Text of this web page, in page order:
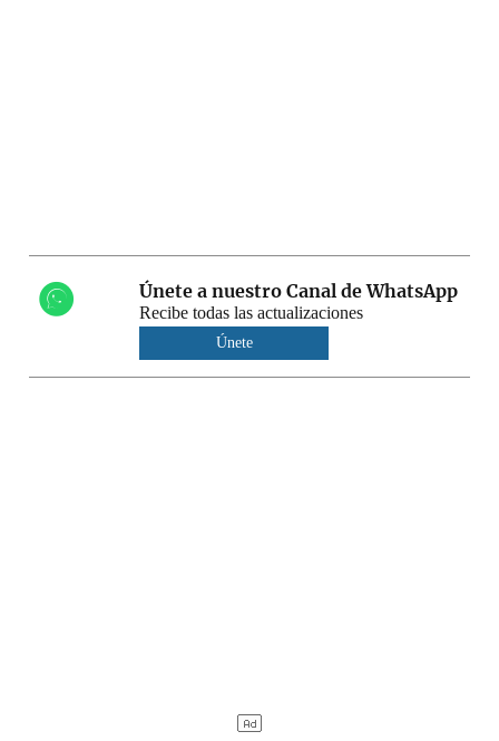
Únete a nuestro Canal de WhatsApp
Recibe todas las actualizaciones
Únete